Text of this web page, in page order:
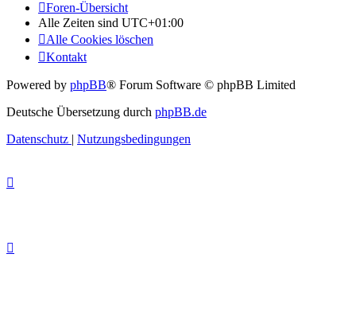
Foren-Übersicht
Alle Zeiten sind UTC+01:00
Alle Cookies löschen
Kontakt
Powered by phpBB® Forum Software © phpBB Limited
Deutsche Übersetzung durch phpBB.de
Datenschutz | Nutzungsbedingungen